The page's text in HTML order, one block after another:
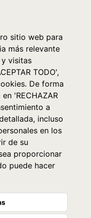
sitio web para
más relevante
visitas
TODO',
De forma
'RECHAZAR
a
incluso
en los
de su
proporcionar
puede hacer